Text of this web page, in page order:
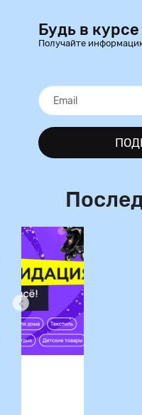
Будь в курсе
Получайте